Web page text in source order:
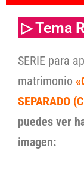
▷ Tema
SERIE para
matrimonio
SEPARADO
puedes ver
imagen: